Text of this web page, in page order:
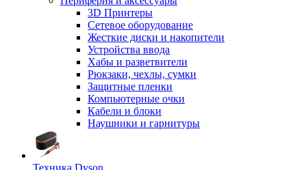
3D Принтеры
Сетевое оборудование
Жесткие диски и накопители
Устройства ввода
Хабы и разветвители
Рюкзаки, чехлы, сумки
Защитные пленки
Компьютерные очки
Кабели и блоки
Наушники и гарнитуры
Техника Dyson